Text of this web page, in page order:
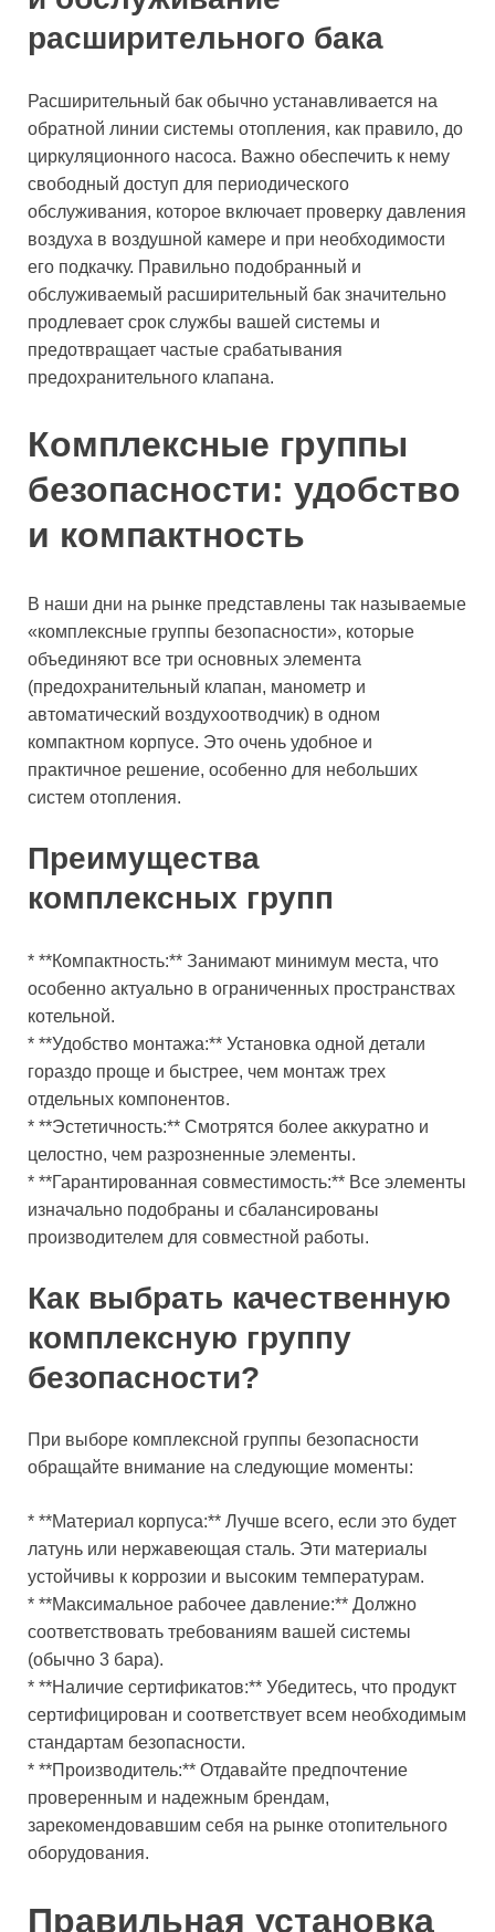
расширительного бака
Расширительный бак обычно устанавливается на
обратной линии системы отопления, как правило, до
циркуляционного насоса. Важно обеспечить к нему
свободный доступ для периодического
обслуживания, которое включает проверку давления
воздуха в воздушной камере и при необходимости
его подкачку. Правильно подобранный и
обслуживаемый расширительный бак значительно
продлевает срок службы вашей системы и
предотвращает частые срабатывания
предохранительного клапана.
Комплексные группы
безопасности: удобство
и компактность
В наши дни на рынке представлены так называемые
«комплексные группы безопасности», которые
объединяют все три основных элемента
(предохранительный клапан, манометр и
автоматический воздухоотводчик) в одном
компактном корпусе. Это очень удобное и
практичное решение, особенно для небольших
систем отопления.
Преимущества
комплексных групп
* **Компактность:** Занимают минимум места, что
особенно актуально в ограниченных пространствах
котельной.
* **Удобство монтажа:** Установка одной детали
гораздо проще и быстрее, чем монтаж трех
отдельных компонентов.
* **Эстетичность:** Смотрятся более аккуратно и
целостно, чем разрозненные элементы.
* **Гарантированная совместимость:** Все элементы
изначально подобраны и сбалансированы
производителем для совместной работы.
Как выбрать качественную
комплексную группу
безопасности?
При выборе комплексной группы безопасности
обращайте внимание на следующие моменты:
* **Материал корпуса:** Лучше всего, если это будет
латунь или нержавеющая сталь. Эти материалы
устойчивы к коррозии и высоким температурам.
* **Максимальное рабочее давление:** Должно
соответствовать требованиям вашей системы
(обычно 3 бара).
* **Наличие сертификатов:** Убедитесь, что продукт
сертифицирован и соответствует всем необходимым
стандартам безопасности.
* **Производитель:** Отдавайте предпочтение
проверенным и надежным брендам,
зарекомендовавшим себя на рынке отопительного
оборудования.
Правильная установка